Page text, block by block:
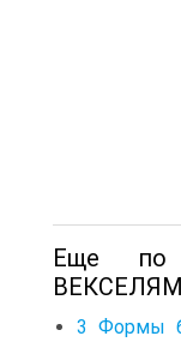
Еще по
3 Формы